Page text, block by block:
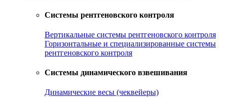
Системы рентгеновского контроля
Вертикальные системы рентгеновского контроля
Горизонтальные и специализированные системы
рентгеновского контроля
Системы динамического взвешивания
Динамические весы (чеквейеры)